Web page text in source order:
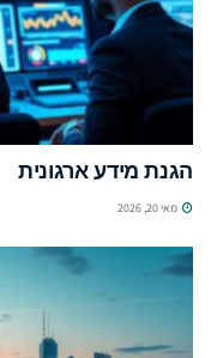
הגנת מידע ארגונית
מאי 20, 2026